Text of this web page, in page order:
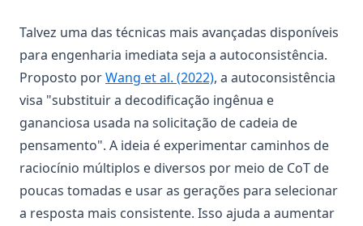
Talvez uma das técnicas mais avançadas disponíveis
para engenharia imediata seja a autoconsistência.
Proposto porWang et al. (2022)(opens in a new tab)
, a autoconsistência
visa "substituir a decodificação ingênua e
gananciosa usada na solicitação de cadeia de
pensamento". A ideia é experimentar caminhos de
raciocínio múltiplos e diversos por meio de CoT de
poucas tomadas e usar as gerações para selecionar
a resposta mais consistente. Isso ajuda a aumentar